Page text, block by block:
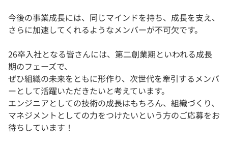
今後の事業成長には、同じマインドを持ち、成長を支え、
さらに加速してくれるようなメンバーが不可欠です。
26卒入社となる皆さんには、第二創業期といわれる成長
期のフェーズで、
ぜひ組織の未来をともに形作り、次世代を牽引するメンバ
ーとして活躍いただきたいと考えています。
エンジニアとしての技術の成長はもちろん、組織づくり、
マネジメントとしての力をつけたいという方のご応募をお
待ちしています！